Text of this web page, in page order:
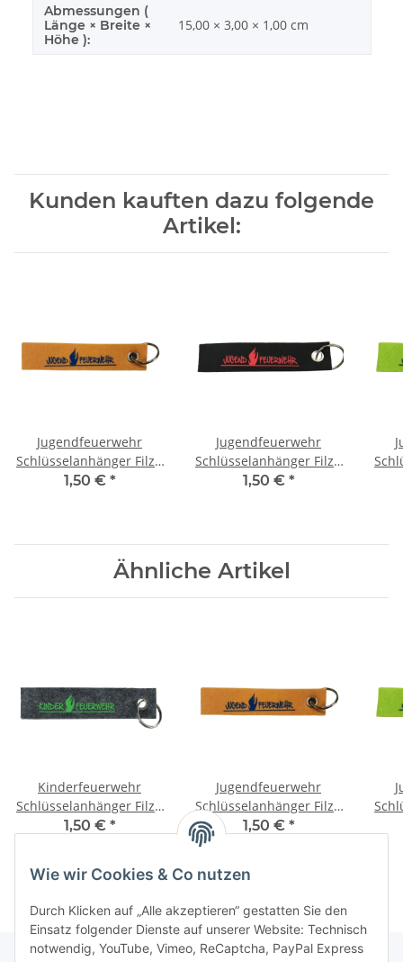
Wie wir Cookies & Co nutzen
Durch Klicken auf „Alle akzeptieren“ gestatten Sie den
Einsatz folgender Dienste auf unserer Website: Technisch
notwendig, YouTube, Vimeo, ReCaptcha, PayPal Express
Abmessungen (
Länge × Breite ×
Höhe ):
15,00 × 3,00 × 1,00 cm
Kunden kauften dazu folgende
Artikel:
Jugendfeuerwehr
Schlüsselanhänger Filz -
gelb
1,50 € *
Jugendfeuerwehr
Schlüsselanhänger Filz -
schwarz
1,50 € *
Ähnliche Artikel
Kinderfeuerwehr
Schlüsselanhänger Filz -
grau
1,50 € *
Jugendfeuerwehr
Schlüsselanhänger Filz -
gelb
1,50 € *